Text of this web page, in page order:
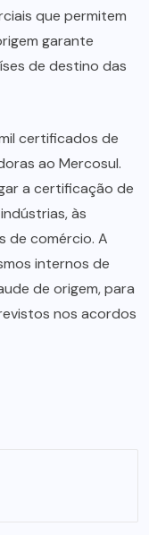
que permitem
garante
de destino das
certificados de
ao Mercosul.
a certificação de
às
de comércio. A
internos de
de origem, para
nos acordos